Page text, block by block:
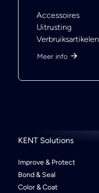
Accessoires
Uitrusting
Verbruiksartikelen
Meer info
KENT Solutions
Improve & Protect
Bond & Seal
Color & Coat